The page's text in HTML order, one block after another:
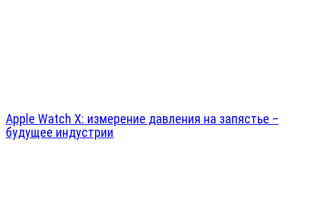
Apple Watch X: измерение давления на запястье –
будущее индустрии